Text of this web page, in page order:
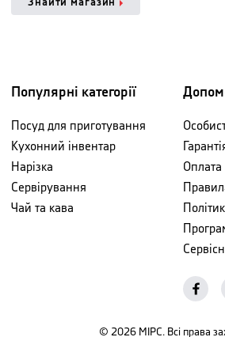
Знайти магазин
Популярні категорії
Посуд для приготування
Кухонний інвентар
Нарізка
Сервірування
Чай та кава
Оплата
© 2026 МІРС. Всі права